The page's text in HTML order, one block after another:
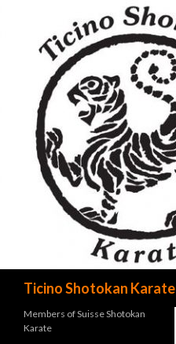
Ticino Shotokan Karate
Members of Suisse Shotokan
Karate